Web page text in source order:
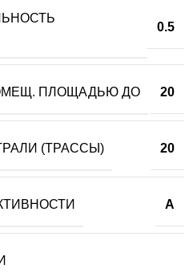
0.5
ПЛОЩАДЬЮ ДО 20
(ТРАССЫ) 20
A